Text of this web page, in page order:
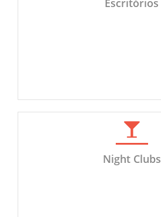
Escritórios
Night Clubs